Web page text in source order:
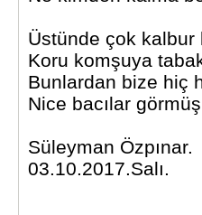
Üstünde çok kalbur
Koru komşuya
Bunlardan bize hiç
Nice bacılar
Süleyman Özpınar.
03.10.2017.Salı.